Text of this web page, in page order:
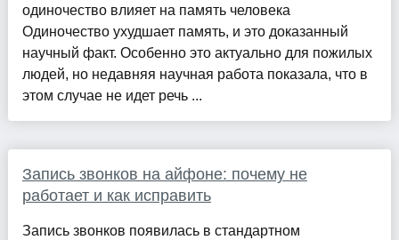
одиночество влияет на память человека
Одиночество ухудшает память, и это доказанный
научный факт. Особенно это актуально для пожилых
людей, но недавняя научная работа показала, что в
этом случае не идет речь ...
Запись звонков на айфоне: почему не
работает и как исправить
Запись звонков появилась в стандартном